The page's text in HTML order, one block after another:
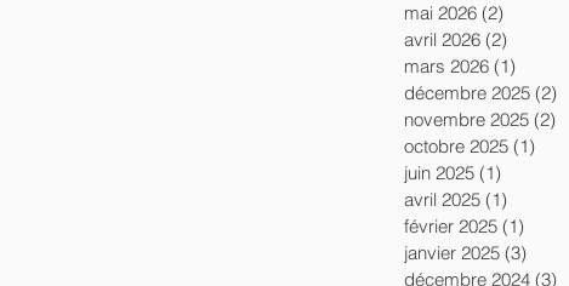
mai 2026 (2)
avril 2026 (2)
mars 2026 (1)
décembre 2025 (2)
novembre 2025 (2)
octobre 2025 (1)
juin 2025 (1)
avril 2025 (1)
février 2025 (1)
janvier 2025 (3)
décembre 2024 (3)